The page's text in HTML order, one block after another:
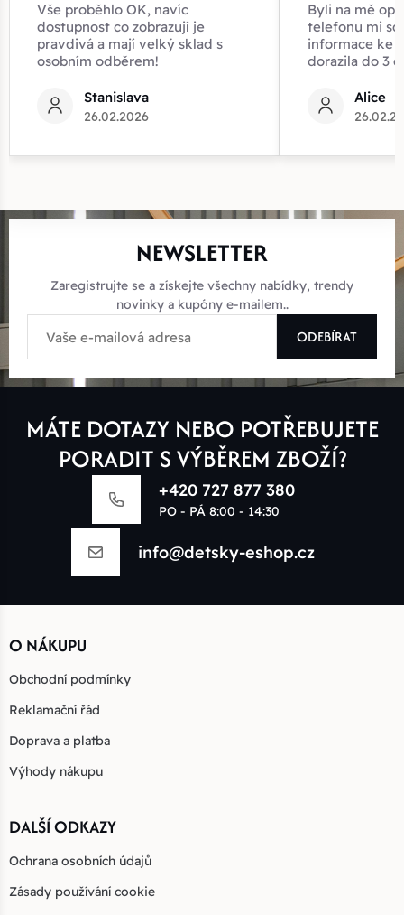
Vše proběhlo OK, navíc
dostupnost co zobrazují je
pravdivá a mají velký sklad s
osobním odběrem!
Stanislava
26.02.2026
Byli na mě
telefonu mi
informace ke
dorazila do 3
Alice
NEWSLETTER
Zaregistrujte se a získejte všechny nabídky, trendy
novinky a kupóny e-mailem..
ODEBÍRAT
MÁTE DOTAZY NEBO POTŘEBUJETE
PORADIT S VÝBĚREM ZBOŽÍ?
+420 727 877 380
PO - PÁ 8:00 - 14:30
info@detsky-eshop.cz
O NÁKUPU
Obchodní podmínky
Reklamační řád
Doprava a platba
Výhody nákupu
DALŠÍ ODKAZY
Ochrana osobních údajů
Zásady používání cookie